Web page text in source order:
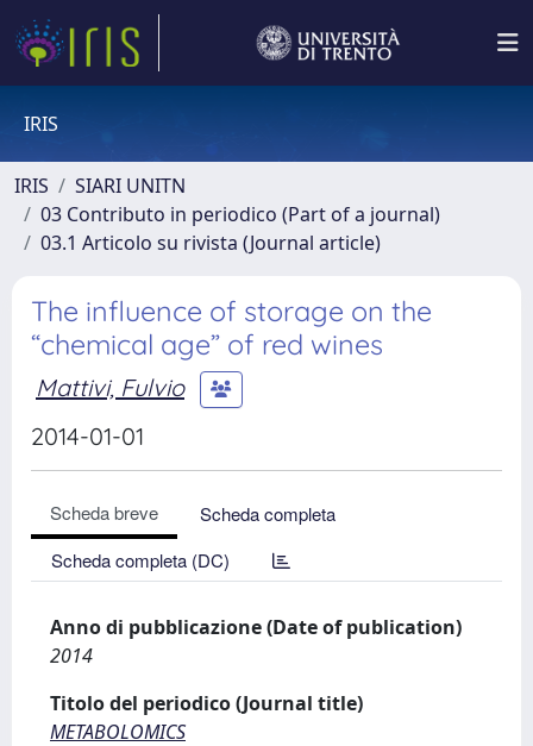
IRIS
IRIS
SIARI UNITN
03 Contributo in periodico (Part of a journal)
03.1 Articolo su rivista (Journal article)
The influence of storage on the
“chemical age” of red wines
Mattivi, Fulvio
2014-01-01
Scheda breve
Scheda completa
Scheda completa (DC)
Anno di pubblicazione (Date of publication)
2014
Titolo del periodico (Journal title)
METABOLOMICS